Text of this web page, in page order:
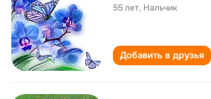
55 лет, Нальчик
Добавить в друзья